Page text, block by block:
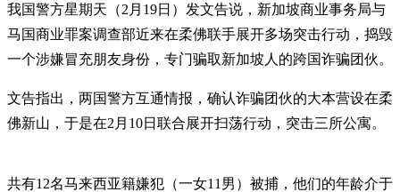
我国警方星期天（2月19日）发文告说，新加坡商业事务局与
马国商业罪案调查部近来在柔佛联手展开多场突击行动，捣毁
一个涉嫌冒充朋友身份，专门骗取新加坡人的跨国诈骗团伙。
文告指出，两国警方互通情报，确认诈骗团伙的大本营设在柔
佛新山，于是在2月10日联合展开扫荡行动，突击三所公寓。
共有12名马来西亚籍嫌犯（一女11男）被捕，他们的年龄介于